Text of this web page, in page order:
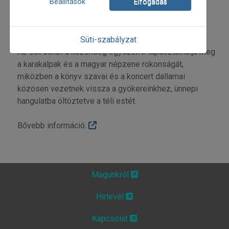
Ötenijazuli Kozsanijazov (ének, dutar) – előadását,
párhuzamaival egészítik ki a műsort.
Az est során a közönség egyszerre tapasztalhatja meg
a karakalpak és a magyar népzene rokonságát,
miközben a könyv szavai és a koncert dallamai
közösen vezetnek vissza a gyökereinkhez, ünnepi
hangulatba öltöztetve a téli estét.
Bővebb információ:
Beállítások Elfogadás
Süti-szabályzat
Magunkról
Hírlevél
Kapcsolat